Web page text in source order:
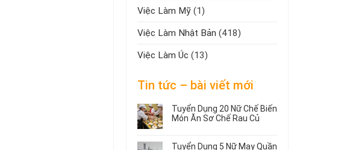
Việc Làm Mỹ (1)
Việc Làm Nhật Bản (418)
Việc Làm Úc (13)
Tin tức – bài viết mới
Tuyển Dụng 20 Nữ Chế Biến
Món Ăn Sơ Chế Rau Củ
có
Tuyển Dụng 5 Nữ May Quần